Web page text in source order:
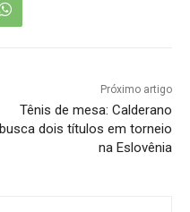
Próximo artigo
Tênis de mesa: Calderano
busca dois títulos em torneio
na Eslovênia